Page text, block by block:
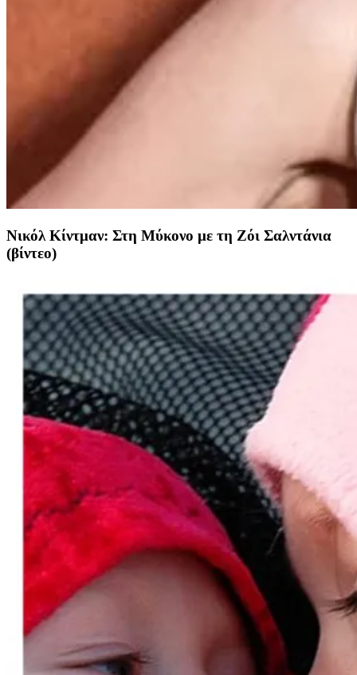
Νικόλ Κίντμαν: Στη Μύκονο με τη Ζόι Σαλντάνια
(βίντεο)